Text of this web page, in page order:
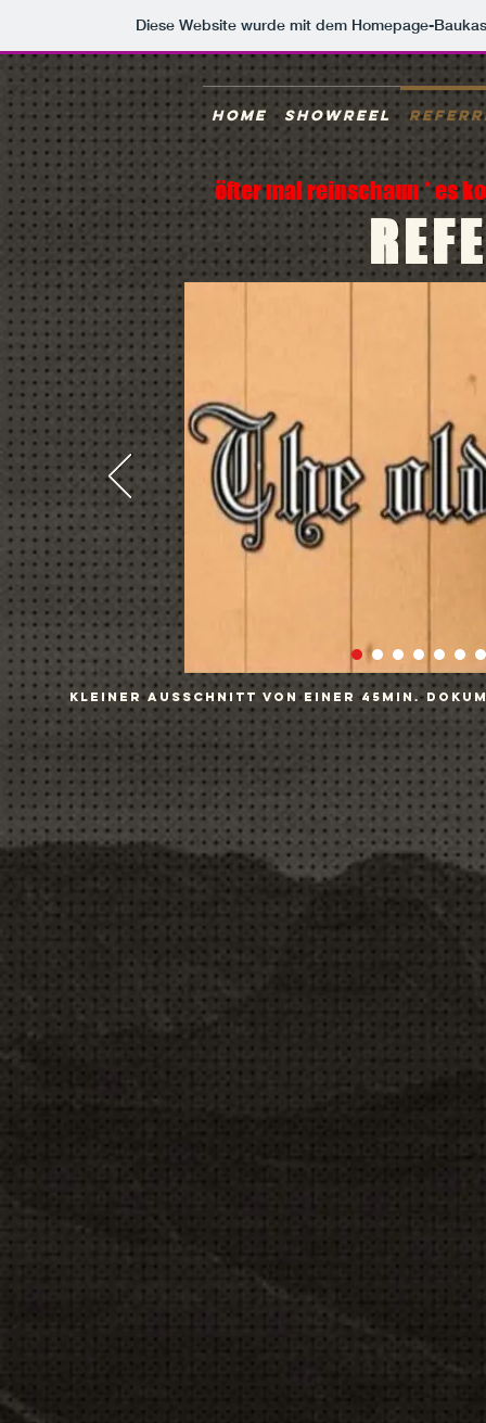
Diese Website wurde mit dem Homepage-
Home Showreel
öfter mal reinschaun * es
Kleiner Ausschnitt von einer 45min.